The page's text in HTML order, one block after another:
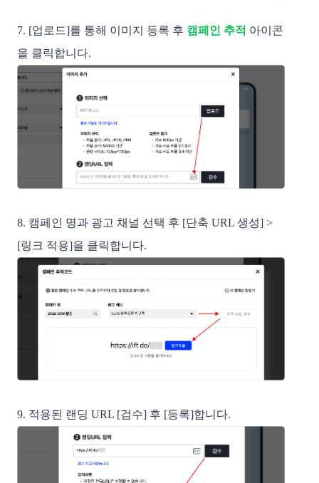
7. [업로드]를 통해 이미지 등록 후 캠페인 추적 아이콘
을 클릭합니다.
8. 캠페인 명과 광고 채널 선택 후 [단축 URL 생성] >
[링크 적용]을 클릭합니다.
9. 적용된 랜딩 URL [검수] 후 [등록]합니다.